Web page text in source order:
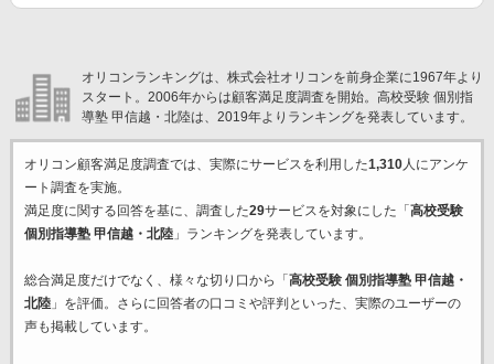
オリコンランキングは、株式会社オリコンを前身企業に1967年より
スタート。2006年からは顧客満足度調査を開始。高校受験 個別指
導塾 甲信越・北陸は、2019年よりランキングを発表しています。
オリコン顧客満足度調査では、実際にサービスを利用した1,310人にアンケ
ート調査を実施。
満足度に関する回答を基に、調査した29サービスを対象にした「 高校受験
個別指導塾 甲信越・北陸」ランキングを発表しています。
総合満足度だけでなく、様々な切り口から「 高校受験 個別指導塾 甲信越・
北陸」を評価。さらに回答者の口コミや評判といった、実際のユーザーの
声も掲載しています。